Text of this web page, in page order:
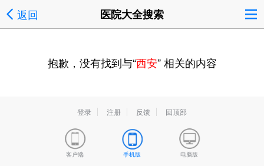
返回 医院大全搜索
抱歉，没有找到与“西安” 相关的内容
登录 注册 反馈 回顶部
客户端 手机版 电脑版